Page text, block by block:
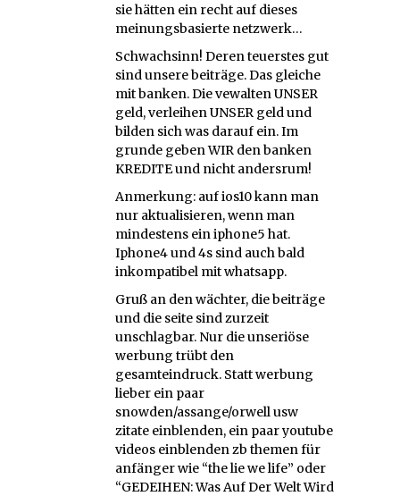
sie hätten ein recht auf dieses
meinungsbasierte netzwerk…
Schwachsinn! Deren teuerstes gut
sind unsere beiträge. Das gleiche
mit banken. Die vewalten UNSER
geld, verleihen UNSER geld und
bilden sich was darauf ein. Im
grunde geben WIR den banken
KREDITE und nicht andersrum!
Anmerkung: auf ios10 kann man
nur aktualisieren, wenn man
mindestens ein iphone5 hat.
Iphone4 und 4s sind auch bald
inkompatibel mit whatsapp.
Gruß an den wächter, die beiträge
und die seite sind zurzeit
unschlagbar. Nur die unseriöse
werbung trübt den
gesamteindruck. Statt werbung
lieber ein paar
snowden/assange/orwell usw
zitate einblenden, ein paar youtube
videos einblenden zb themen für
anfänger wie “the lie we life” oder
“GEDEIHEN: Was Auf Der Welt Wird